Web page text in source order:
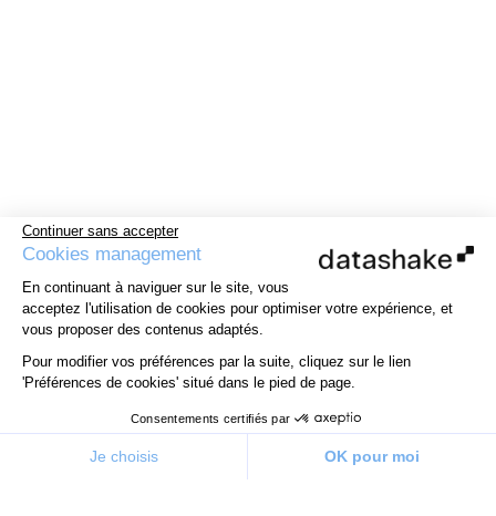
Continuer sans accepter
Cookies management
En continuant à naviguer sur le site, vous
acceptez l'utilisation de cookies pour optimiser votre expérience, et
vous proposer des contenus adaptés.
Pour modifier vos préférences par la suite, cliquez sur le lien
'Préférences de cookies' situé dans le pied de page.
Consentements certifiés par
Je choisis OK pour moi